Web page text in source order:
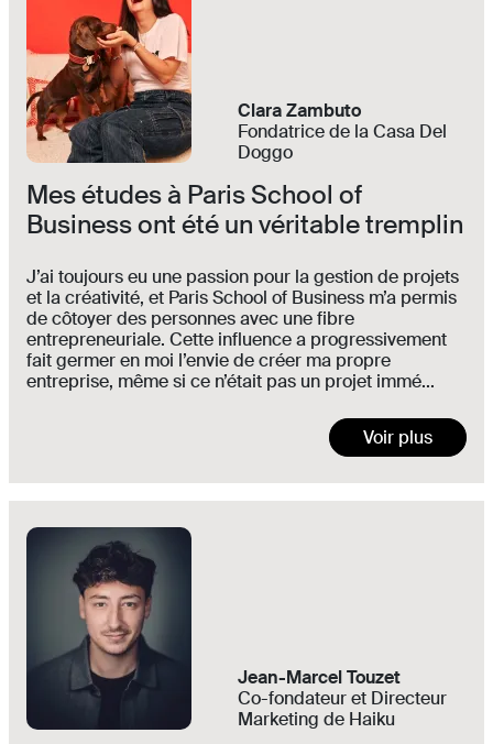
Clara Zambuto
Fondatrice de la Casa Del
Doggo
Mes études à Paris School of
Business ont été un véritable tremplin
J’ai toujours eu une passion pour la gestion de projets
et la créativité, et Paris School of Business m’a permis
de côtoyer des personnes avec une fibre
entrepreneuriale. Cette influence a progressivement
fait germer en moi l’envie de créer ma propre
entreprise, même si ce n’était pas un projet immé...
Voir plus
Jean-Marcel Touzet
Co-fondateur et Directeur
Marketing de Haiku